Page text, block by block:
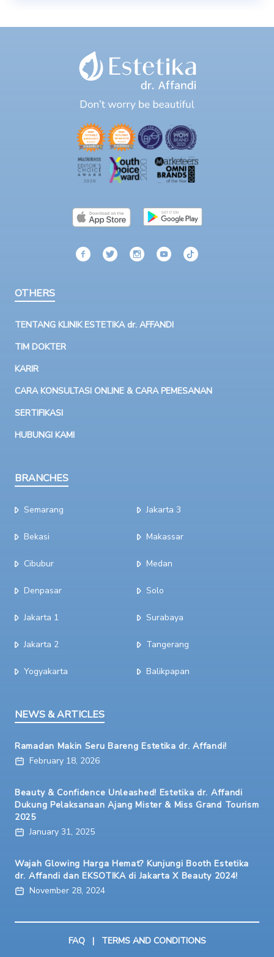
OTHERS
TENTANG KLINIK ESTETIKA dr. AFFANDI
TIM DOKTER
KARIR
CARA KONSULTASI ONLINE & CARA PEMESANAN
SERTIFIKASI
HUBUNGI KAMI
BRANCHES
Semarang
Bekasi
Cibubur
Denpasar
Jakarta 1
Jakarta 2
Yogyakarta
Jakarta 3
Makassar
Medan
Solo
Surabaya
Tangerang
Balikpapan
NEWS & ARTICLES
Ramadan Makin Seru Bareng Estetika dr. Affandi!
February 18, 2026
Beauty & Confidence Unleashed! Estetika dr. Affandi
Dukung Pelaksanaan Ajang Mister & Miss Grand Tourism
2025
January 31, 2025
Wajah Glowing Harga Hemat? Kunjungi Booth Estetika
dr. Affandi dan EKSOTIKA di Jakarta X Beauty 2024!
November 28, 2024
FAQ | TERMS AND CONDITIONS